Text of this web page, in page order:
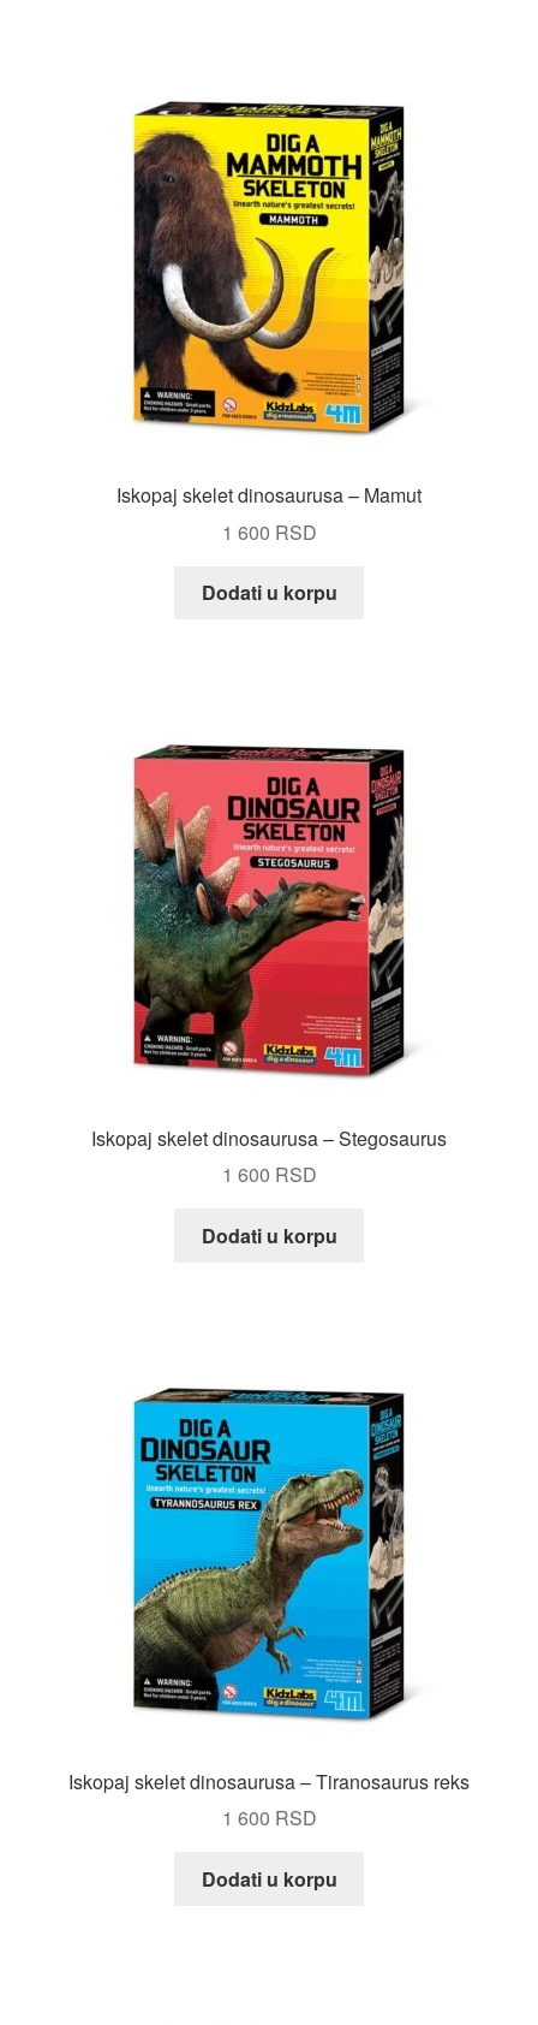
Iskopaj skelet dinosaurusa – Mamut
1 600 RSD
Dodati u korpu
Iskopaj skelet dinosaurusa – Stegosaurus
1 600 RSD
Dodati u korpu
Iskopaj skelet dinosaurusa – Tiranosaurus reks
1 600 RSD
Dodati u korpu